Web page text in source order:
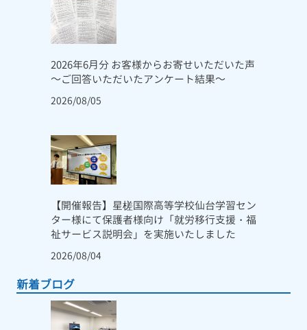
2026年6月分 お客様からお寄せいただいた声
～ご回答いただいたアンケート結果～
2026/08/05
【開催報告】星槎国際高等学校仙台学習セン
ター様にて保護者様向け「就労移行支援・福
祉サービス説明会」を実施いたしました
2026/08/04
新着ブログ